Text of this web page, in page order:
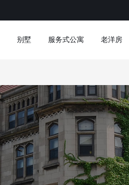
别墅 服务式公寓 老洋房